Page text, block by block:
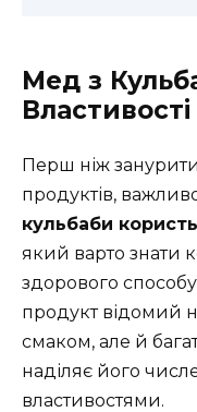
Мед з
Властивості
Перш ніж
продуктів,
кульбаби користь
який варто знати
здорового
продукт відомий
смаком, але й
наділяє його
властивостями.